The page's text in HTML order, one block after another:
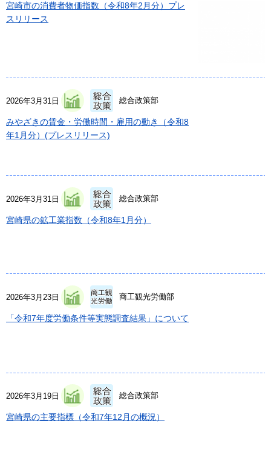
宮崎市の消費者物価指数（令和8年2月分）プレ
スリリース
2026年3月31日 総合政策部
みやざきの賃金・労働時間・雇用の動き（令和8
年1月分）(プレスリリース)
2026年3月31日 総合政策部
宮崎県の鉱工業指数（令和8年1月分）
2026年3月23日 商工観光労働部
「令和7年度労働条件等実態調査結果」について
2026年3月19日 総合政策部
宮崎県の主要指標（令和7年12月の概況）